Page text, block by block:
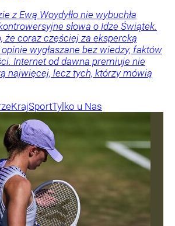
z Ewą Woydyłło nie wybuchła
słowa o Idze Świątek.
że coraz częściej za ekspercką
wygłaszane bez wiedzy, faktów
Internet od dawna premiuje nie
najwięcej, lecz tych, którzy mówią
KrajSportTylko u Nas